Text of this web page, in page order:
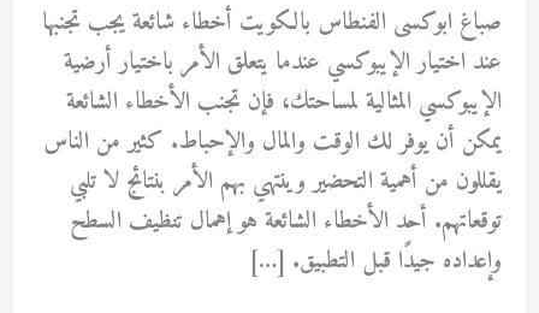
صباغ ابوكسى الفنطاس بالكويت أخطاء شائعة يجب تجنبها
عند اختيار الإيبوكسي عندما يتعلق الأمر باختيار أرضية
الإيبوكسي المثالية لمساحتك، فإن تجنب الأخطاء الشائعة
يمكن أن يوفر لك الوقت والمال والإحباط. كثير من الناس
يقللون من أهمية التحضير وينتهي بهم الأمر بنتائج لا تلبي
توقعاتهم. أحد الأخطاء الشائعة هو إهمال تنظيف السطح
وإعداده جيدًا قبل التطبيق. […]